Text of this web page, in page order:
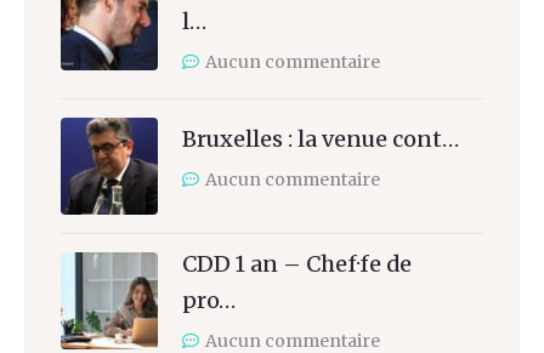
l…
Aucun commentaire
Bruxelles : la venue cont…
Aucun commentaire
CDD 1 an – Chef·fe de
pro…
Aucun commentaire